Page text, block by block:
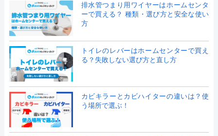
排水管つまり用ワイヤーはホームセンタ
ーで買える？ 種類・選び方と安全な使い
方
トイレのレバーはホームセンターで買え
る？失敗しない選び方と直し方
カビキラーとカビハイターの違いは？使
う場所で選ぶ！